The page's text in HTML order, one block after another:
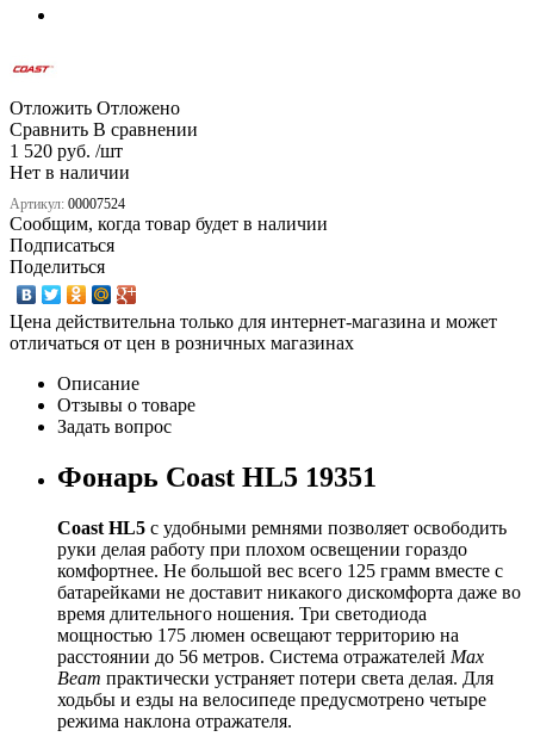
Отложить Отложено
Сравнить В сравнении
1 520 руб. /шт
Нет в наличии
Артикул: 00007524
Сообщим, когда товар будет в наличии
Подписаться
Поделиться
Цена действительна только для интернет-магазина и может
отличаться от цен в розничных магазинах
Описание
Отзывы о товаре
Задать вопрос
Фонарь Coast HL5 19351
Coast HL5 с удобными ремнями позволяет освободить
руки делая работу при плохом освещении гораздо
комфортнее. Не большой вес всего 125 грамм вместе с
батарейками не доставит никакого дискомфорта даже во
время длительного ношения. Три светодиода
мощностью 175 люмен освещают территорию на
расстоянии до 56 метров. Система отражателей Max
Beam практически устраняет потери света делая. Для
ходьбы и езды на велосипеде предусмотрено четыре
режима наклона отражателя.